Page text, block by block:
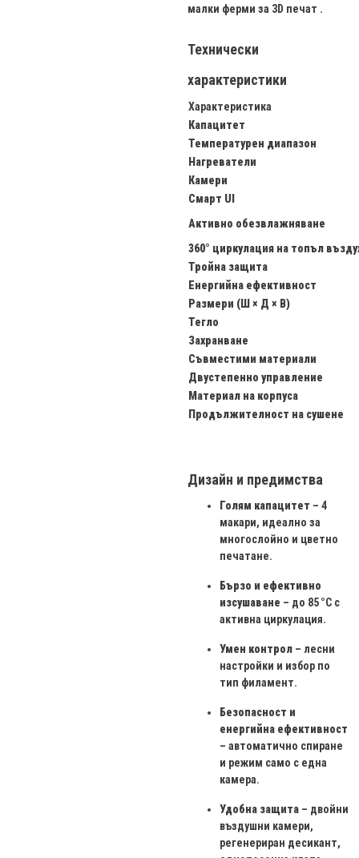
малки ферми за 3D печат .
Технически
характеристики
Характеристика
Капацитет
Температурен диапазон
Нагреватели
Камери
Смарт UI
Активно обезвлажняване
360° циркулация на топъл
Тройна защита
Енергийна ефективност
Размери (Ш × Д × В)
Тегло
Захранване
Съвместими материали
Двустепенно управление
Материал на корпуса
Продължителност на сушене
Дизайн и предимства
Голям капацитет – 4
макари, идеално за
многослойно и цветно
печатане.
Бързо и ефективно
изсушаване – до 85 °C с
активна циркулация.
Умен контрол – лесни
настройки и избор по
тип филамент.
Безопасност и
енергийна ефективност
– автоматично спиране
и режим само с една
камера.
Удобна защита – двойни
въздушни камери,
регенериран десикант,